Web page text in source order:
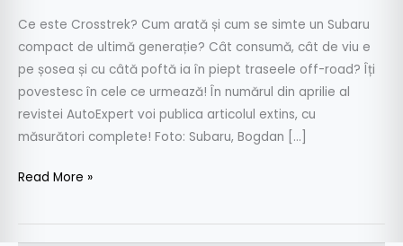
Ce este Crosstrek? Cum arată și cum se simte un Subaru
compact de ultimă generație? Cât consumă, cât de viu e
pe șosea și cu câtă poftă ia în piept traseele off-road? Îți
povestesc în cele ce urmează! În numărul din aprilie al
revistei AutoExpert voi publica articolul extins, cu
măsurători complete! Foto: Subaru, Bogdan […]
Read More »